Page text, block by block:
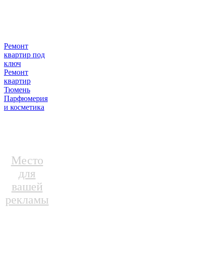
Ремонт
квартир под
ключ
Ремонт
квартир
Тюмень
Парфюмерия
и косметика
Место
для
вашей
рекламы